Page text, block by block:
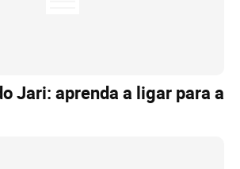
Jari: aprenda a ligar para a